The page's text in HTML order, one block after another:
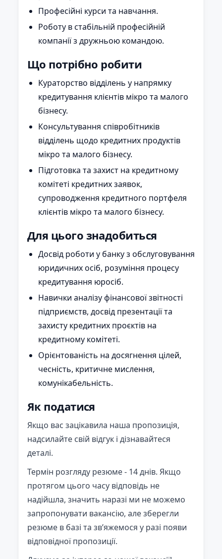
Професійні курси та навчання.
Роботу в стабільній професійній
компанії з дружньою командою.
Що потрібно робити
Кураторство відділень у напрямку
кредитування клієнтів мікро та малого
бізнесу.
Консультування співробітників
відділень щодо кредитних продуктів
мікро та малого бізнесу.
Підготовка та захист на кредитному
комітеті кредитних заявок,
супроводження кредитного портфеля
клієнтів мікро та малого бізнесу.
Для цього знадобиться
Досвід роботи у банку з обслуговування
юридичних осіб, розуміння процесу
кредитування юросіб.
Навички аналізу фінансової звітності
підприємств, досвід презентації та
захисту кредитних проєктів на
кредитному комітеті.
Орієнтованість на досягнення цілей,
чесність, критичне мислення,
комунікабельність.
Як податися
Якщо вас зацікавила наша пропозиція,
надсилайте свій відгук і дізнавайтеся
деталі.
Термін розгляду резюме - 14 днів. Якщо
протягом цього часу відповідь не
надійшла, значить наразі ми не можемо
запропонувати вакансію, але зберегли
резюме в базі та зв’яжемося у разі появи
відповідної пропозиції.